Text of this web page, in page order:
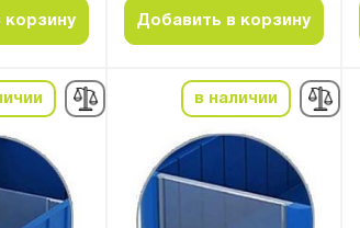
корзину Добавить в корзину
в наличии